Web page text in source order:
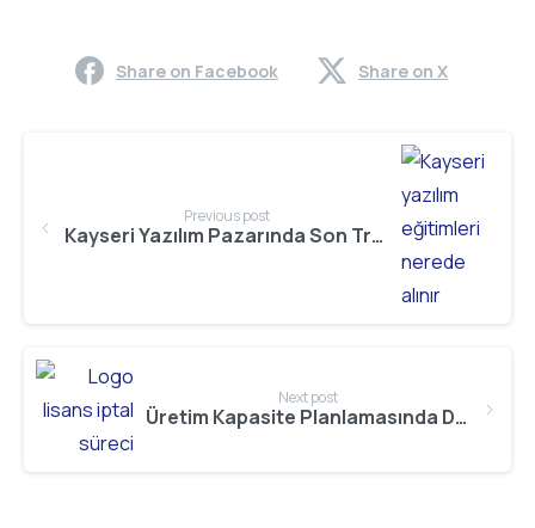
Share on Facebook Share on X
Previous post
Kayseri Yazılım Pazarında Son Trendler
Next post
Üretim Kapasite Planlamasında Dijitalleşme